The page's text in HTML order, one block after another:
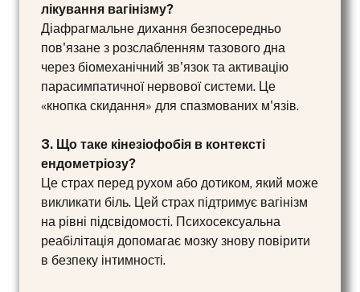
лікування вагінізму?
Діафрагмальне дихання безпосередньо
пов'язане з розслабленням тазового дна
через біомеханічний зв'язок та активацію
парасимпатичної нервової системи. Це
«кнопка скидання» для спазмованих м'язів.
3. Що таке кінезіофобія в контексті
ендометріозу?
Це страх перед рухом або дотиком, який може
викликати біль. Цей страх підтримує вагінізм
на рівні підсвідомості. Психосексуальна
реабілітація допомагає мозку знову повірити
в безпеку інтимності.